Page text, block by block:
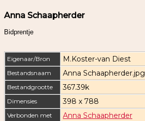
Anna Schaapherder
Bidprentje
Eigenaar/Bron M.Koster-van Diest
Bestandsnaam Anna Schaapherder.jpg
Bestandgrootte 367.39k
Dimensies 398 x 788
Verbonden met Anna Schaapherder